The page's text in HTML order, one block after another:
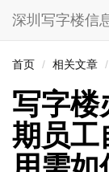
深圳写字楼信
首页 相关文章
写字楼
期员工